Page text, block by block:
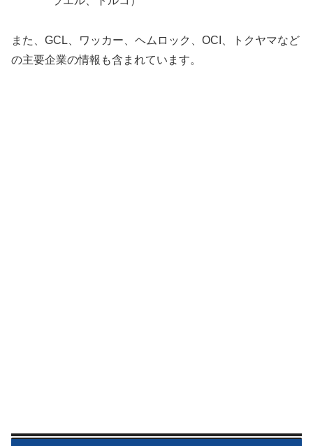
また、GCL、ワッカー、ヘムロック、OCI、トクヤマなど
の主要企業の情報も含まれています。